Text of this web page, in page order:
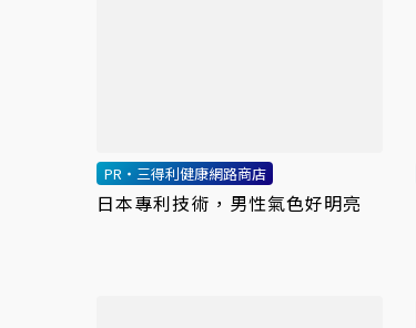
PR・三得利健康網路商店
日本專利技術，男性氣色好明亮